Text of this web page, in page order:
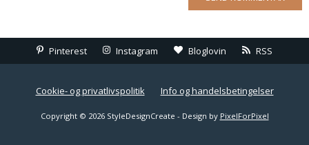
Pinterest Instagram Bloglovin RSS
Cookie- og privatlivspolitik Info og handelsbetingelser
Copyright © 2026 StyleDesignCreate - Design by PixelForPixel